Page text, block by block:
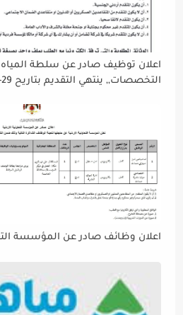
اعلان توظيف صادر عن سلطة المياه
التخصصات,, ينتهي التقديم بتاريح 29-4-2026
اعلان وظائف صادر عن المؤسسة التعاونية